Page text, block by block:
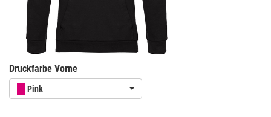
Druckfarbe Vorne
Pink